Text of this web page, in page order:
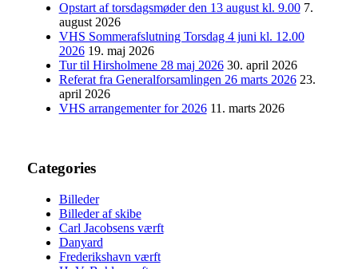
Opstart af torsdagsmøder den 13 august kl. 9.00 7.
august 2026
VHS Sommerafslutning Torsdag 4 juni kl. 12.00
2026 19. maj 2026
Tur til Hirsholmene 28 maj 2026 30. april 2026
Referat fra Generalforsamlingen 26 marts 2026 23.
april 2026
VHS arrangementer for 2026 11. marts 2026
Categories
Billeder
Billeder af skibe
Carl Jacobsens værft
Danyard
Frederikshavn værft